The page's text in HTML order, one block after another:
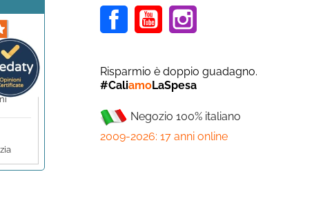
FacebookYoutube
Risparmio è doppio guadagno.
#CaliamoLaSpesa
Negozio 100% italiano
2009-2026: 17 anni online